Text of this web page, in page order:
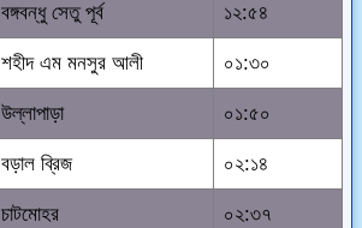
বঙ্গবন্ধু সেতু পূর্ব ১২:৫৪
শহীদ এম মনসুর আলী ০১:৩০
উল্লাপাড়া ০১:৫০
বড়াল ব্রিজ ০২:১৪
চাটমোহর ০২:৩৭